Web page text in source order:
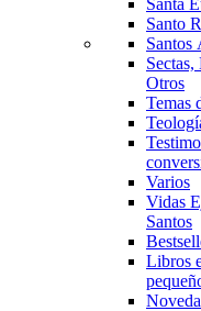
Santa
Santo
Santos
Otros
Temas
Varios
Vidas
Santos
Libros